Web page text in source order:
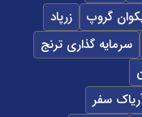
گروپ
زرپاد
سرمایه گذاری ترنج
سفر